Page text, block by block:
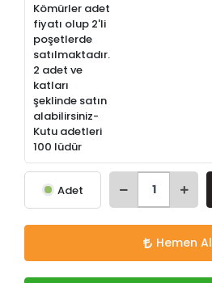
Kömürler adet
fiyatı olup 2'li
poşetlerde
satılmaktadır.
2 adet ve
katları
şeklinde satın
alabilirsiniz-
Kutu adetleri
100 lüdür
Adet
Hemen Al